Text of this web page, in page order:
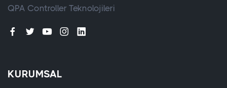
QPA Controller Teknolojileri
KURUMSAL